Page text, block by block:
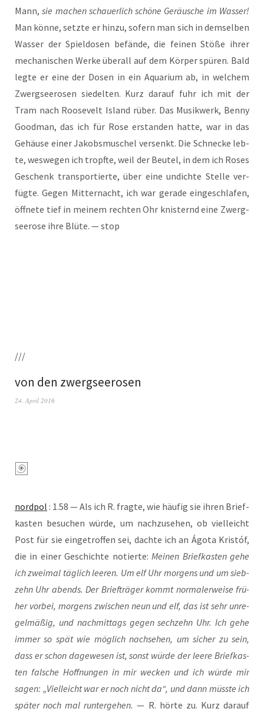
Mann,sie machen schau­er­lich schö­ne Geräu­sche im Was­ser!
Man kön­ne, setz­te er hin­zu, sofern man sich in dem­sel­ben
Was­ser der Spiel­do­sen befän­de, die fei­nen Stö­ße ihrer
mecha­ni­schen Wer­ke über­all auf dem Kör­per spü­ren. Bald
leg­te er eine der Dosen in ein Aqua­ri­um ab, in wel­chem
Zwerg­see­ro­sen sie­del­ten. Kurz dar­auf fuhr ich mit der
Tram nach Roo­se­velt Island rüber. Das Musik­werk, Ben­ny
Good­man, das ich für Rose erstan­den hat­te, war in das
Gehäu­se einer Jakobs­mu­schel ver­senkt. Die Schne­cke leb­
te, wes­we­gen ich tropf­te, weil der Beu­tel, in dem ich Roses
Geschenk trans­por­tier­te, über eine undich­te Stel­le ver­
füg­te. Gegen Mit­ter­nacht, ich war gera­de ein­ge­schla­fen,
öff­ne­te tief in mei­nem rech­ten Ohr knis­ternd eine Zwerg­
see­ro­se ihre Blü­te. — stop
///
von den zwergseerosen
24. April 2016
nord­pol : 1.58 — Als ich R. frag­te, wie häu­fig sie ihren Brief­
kas­ten besu­chen wür­de, um nach­zu­se­hen, ob viel­leicht
Post für sie ein­ge­trof­fen sei, dach­te ich an Ágo­ta Kris­tóf,
die in einer Geschich­te notier­te:Mei­nen Brief­kas­ten gehe
ich zwei­mal täg­lich lee­ren. Um elf Uhr mor­gens und um sieb­
zehn Uhr abends. Der Brief­trä­ger kommt nor­ma­ler­wei­se frü­
her vor­bei, mor­gens zwi­schen neun und elf, das ist sehr unre­
gel­mä­ßig, und nach­mit­tags gegen sech­zehn Uhr. Ich gehe
immer so spät wie mög­lich nach­se­hen, um sicher zu sein,
dass er schon dage­we­sen ist, sonst wür­de der lee­re Brief­kas­
ten fal­sche Hoff­nun­gen in mir wecken und ich wür­de mir
sagen: „Viel­leicht war er noch nicht da“, und dann müss­te ich
spä­ter noch mal run­ter­ge­hen. — R. hör­te zu. Kurz dar­auf